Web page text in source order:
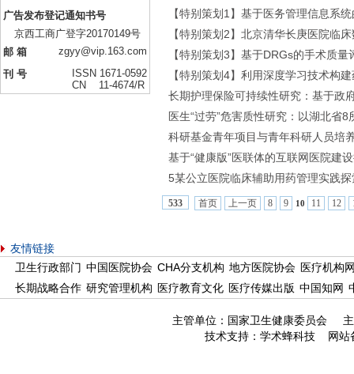
广告发布登记通知书号
京西工商广登字20170149号
邮 箱
zgyy@vip.163.com
刊 号
ISSN 1671-0592
CN 11-4674/R
【特别策划1】基于医务管理信息系
【特别策划2】北京清华长庚医院临
【特别策划3】基于DRGs的手术质
【特别策划4】利用深度学习技术构
长期护理保险可持续性研究：基于政
医生“过劳”危害质性研究：以湖北省
科研基金青年项目与青年科研人员培
基于“健康版”医联体的互联网医院建
5某公立医院临床辅助用药管理实践探
533 首页 上一页 8 9 10 11 12
友情链接
卫生行政部门 中国医院协会 CHA分支机构 地方医院协会 医疗机构
长期战略合作 研究管理机构 医疗教育文化 医疗传媒出版 中国知网
主管单位：国家卫生健康委员会
技术支持：学术蜂科技 网站